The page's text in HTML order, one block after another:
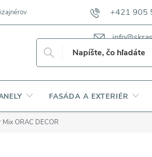
+421 905
VZORKOVNÍKY TKANÍN CAMFERO
FASÁDA A EXTERIÉR
ORAC DECOR